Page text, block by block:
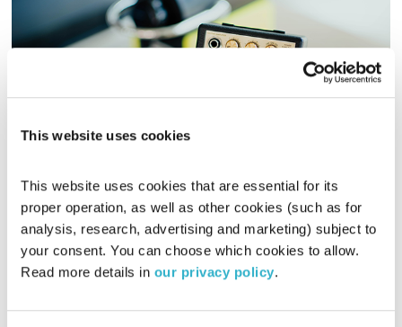
This website uses cookies
This website uses cookies that are essential for its
proper operation, as well as other cookies (such as for
analysis, research, advertising and marketing) subject to
your consent. You can choose which cookies to allow.
Read more details in our privacy policy.
כל יום מחדש – 12.7.21
כל יום מחדש
אמיר פרי
12.07.21
00:59:14
שעה של מוזיקה מעולה להתעורר איתה, בעריכת ובהגשת אמיר פרי
אודיו